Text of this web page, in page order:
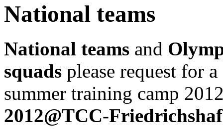
National teams
National teams and
squads please request for
summer training camp
2012@TCC-